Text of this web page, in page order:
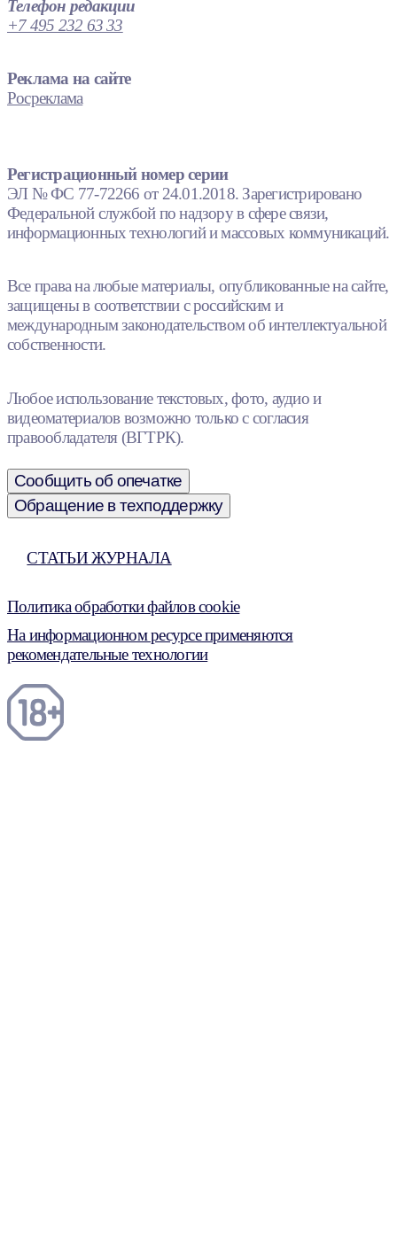
Телефон редакции
+7 495 232 63 33
Реклама на сайте
Росреклама
Регистрационный номер серии
ЭЛ № ФС 77-72266 от 24.01.2018. Зарегистрировано
Федеральной службой по надзору в сфере связи,
информационных технологий и массовых коммуникаций.
Все права на любые материалы, опубликованные на сайте,
защищены в соответствии с российским и
международным законодательством об интеллектуальной
собственности.
Любое использование текстовых, фото, аудио и
видеоматериалов возможно только с согласия
правообладателя (ВГТРК).
Сообщить об опечатке
Обращение в техподдержку
СТАТЬИ ЖУРНАЛА
Политика обработки файлов cookie
На информационном ресурсе применяются
рекомендательные технологии